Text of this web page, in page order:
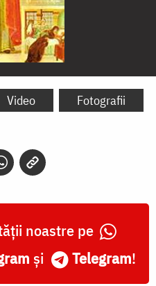
Video Fotografii
noastre pe
și Telegram!